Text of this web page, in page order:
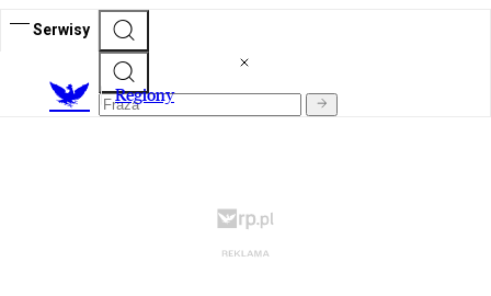
Serwisy
Regiony